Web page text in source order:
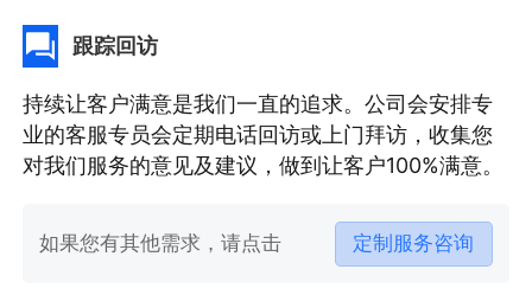
跟踪回访
持续让客户满意是我们一直的追求。公司会安排专
业的客服专员会定期电话回访或上门拜访，收集您
对我们服务的意见及建议，做到让客户100%满意。
如果您有其他需求，请点击 定制服务咨询